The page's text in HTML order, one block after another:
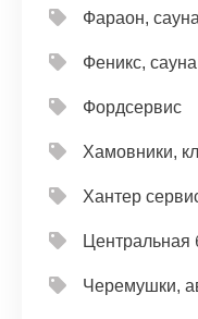
Фараон, сауна
Феникс, сауна
Фордсервис
Хамовники,
Хантер
Центральная
Черемушки,